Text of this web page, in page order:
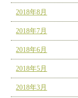
2018年8月
2018年7月
2018年6月
2018年5月
2018年3月